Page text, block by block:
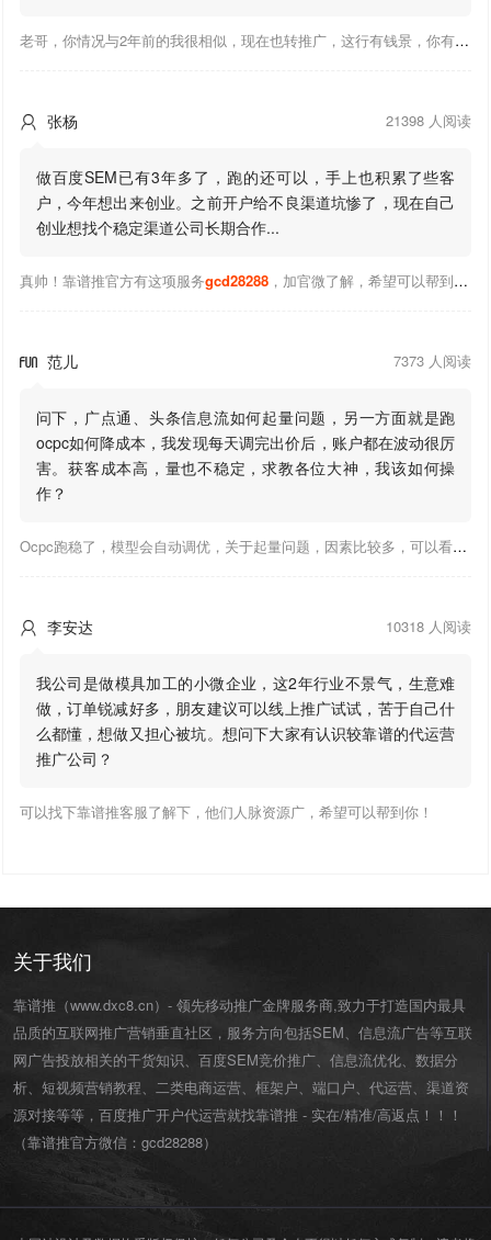
老哥，你情况与2年前的我很相似，现在也转推广，这行有钱景，你有基础上手会比较快，不必担心。至于学竞价还是信息流哪个好，我是信息流广告入手，现在迷上靠谱推关注大神们的营销推广干货。有空你也可多泡下这站，真能学到不少东西；希望可以帮到你！
 张杨 21398 人阅读
做百度SEM已有3年多了，跑的还可以，手上也积累了些客
户，今年想出来创业。之前开户给不良渠道坑惨了，现在自己
创业想找个稳定渠道公司长期合作...
真帅！靠谱推官方有这项服务gcd28288，加官微了解，希望可以帮到你！
 范儿 7373 人阅读
问下，广点通、头条信息流如何起量问题，另一方面就是跑
ocpc如何降成本，我发现每天调完出价后，账户都在波动很厉
害。获客成本高，量也不稳定，求教各位大神，我该如何操
作？
Ocpc跑稳了，模型会自动调优，关于起量问题，因素比较多，可以看下靠谱推大神出的干货文章，都是经验总结，应该可以找到对应解决。
 李安达 10318 人阅读
我公司是做模具加工的小微企业，这2年行业不景气，生意难
做，订单锐减好多，朋友建议可以线上推广试试，苦于自己什
么都懂，想做又担心被坑。想问下大家有认识较靠谱的代运营
推广公司？
可以找下靠谱推客服了解下，他们人脉资源广，希望可以帮到你！
关于我们
靠谱推（www.dxc8.cn）- 领先移动推广金牌服务商,致力于打造国内最具
品质的互联网推广营销垂直社区，服务方向包括SEM、信息流广告等互联
网广告投放相关的干货知识、百度SEM竞价推广、信息流优化、数据分
析、短视频营销教程、二类电商运营、 框架户、 端口户、 代运营、渠道资
源对接等等，百度推广开户代运营就找靠谱推 - 实在/精准/高返点！！！
（靠谱推官方微信： gcd28288）